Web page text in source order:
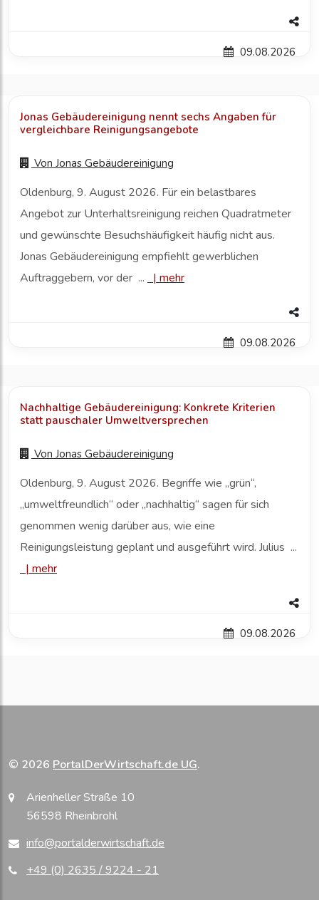
09.08.2026
Jonas Gebäudereinigung nennt sechs Angaben für
vergleichbare Reinigungsangebote
Von Jonas Gebäudereinigung
Oldenburg, 9. August 2026. Für ein belastbares
Angebot zur Unterhaltsreinigung reichen Quadratmeter
und gewünschte Besuchshäufigkeit häufig nicht aus.
Jonas Gebäudereinigung empfiehlt gewerblichen
Auftraggebern, vor der ...
| mehr
09.08.2026
Nachhaltige Gebäudereinigung: Konkrete Kriterien
statt pauschaler Umweltversprechen
Von Jonas Gebäudereinigung
Oldenburg, 9. August 2026. Begriffe wie „grün“,
„umweltfreundlich“ oder „nachhaltig“ sagen für sich
genommen wenig darüber aus, wie eine
Reinigungsleistung geplant und ausgeführt wird. Julius ...
| mehr
09.08.2026
© 2026 PortalDerWirtschaft.de UG.
Arienheller Straße 10
56598 Rheinbrohl
info@portalderwirtschaft.de
+49 (0) 2635 / 9224 - 21